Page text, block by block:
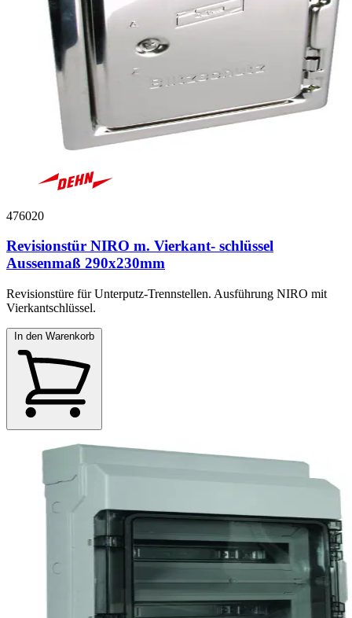
476020
Revisionstür NIRO m. Vierkant- schlüssel
Aussenmaß 290x230mm
Revisionstüre für Unterputz-Trennstellen. Ausführung NIRO mit
Vierkantschlüssel.
In den Warenkorb